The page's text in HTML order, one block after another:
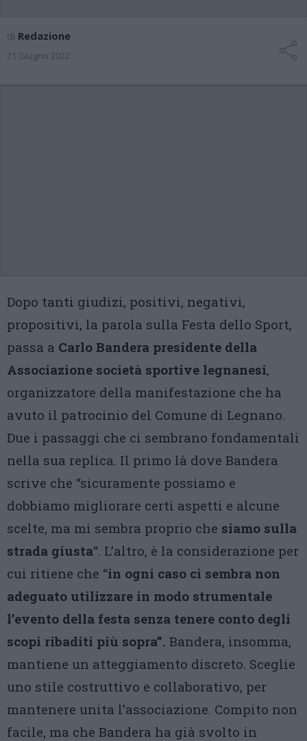
di Redazione
21 Giugno 2022
Dopo tanti giudizi, positivi, negativi,
propositivi, la parola sulla Festa dello Sport,
passa a Carlo Bandera presidente della
Associazione società sportive legnanesi,
organizzatore della manifestazione che ha
avuto il patrocinio del Comune di Legnano.
Due i passaggi che ci sembrano fondamentali
nella sua replica. Il primo là dove Bandera
scrive che “sicuramente possiamo e
dobbiamo migliorare certi aspetti e alcune
scelte, ma mi sembra proprio che siamo sulla
strada giusta“. L’altro, è la considerazione per
cui ritiene che “in ogni caso ci sembra non
adeguato utilizzare in modo strumentale
l’evento della festa senza tenere conto degli
scopi ribaditi più sopra”. Bandera, insomma,
mantiene un atteggiamento discreto. Sceglie
uno stile costruttivo e collaborativo, per
mantenere unita l’associazione. Compito non
facile, ma che Bandera ha già svolto in